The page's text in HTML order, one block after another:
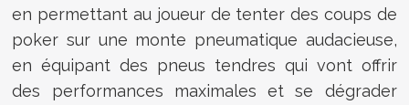
en permettant au joueur de tenter des coups de
poker sur une monte pneumatique audacieuse,
en équipant des pneus tendres qui vont offrir
des performances maximales et se dégrader